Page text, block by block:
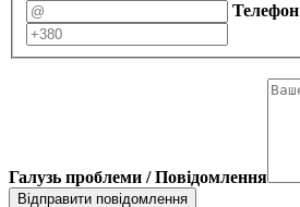
Телефон
Галузь проблеми / Повідомлення